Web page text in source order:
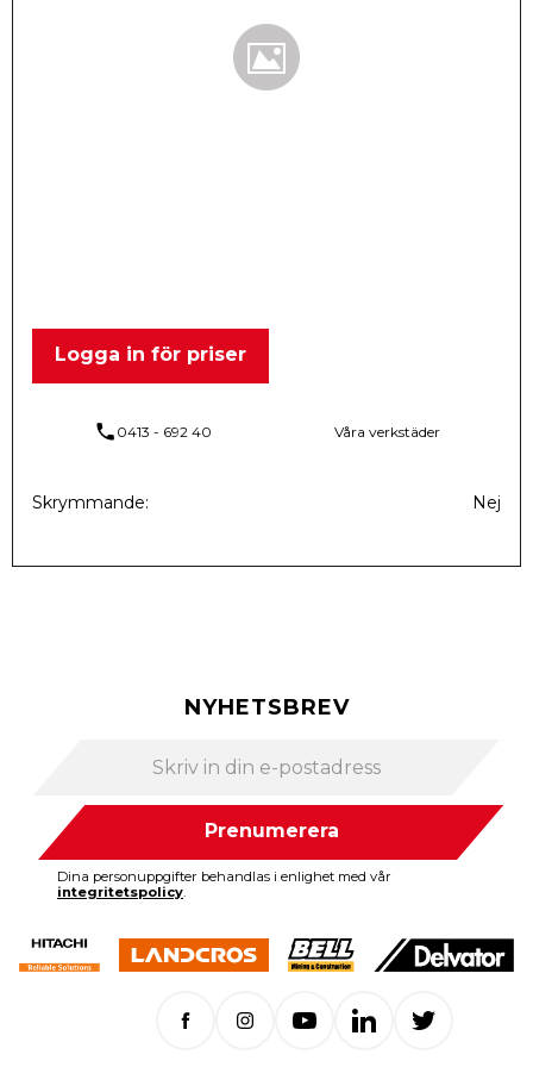
Logga in för priser
phone 0413 - 692 40 Våra verkstäder
Skrymmande Nej
NYHETSBREV
Prenumerera
Dina personuppgifter behandlas i enlighet med vår
integritetspolicy.